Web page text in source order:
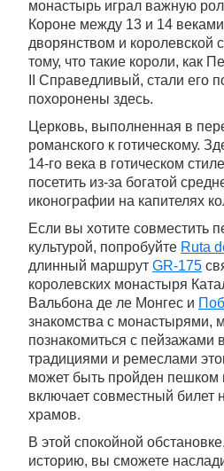
монастырь играл важную
Короне между 13 и 14
дворянством и королевской
тому, что такие короли, как
II Справедливый, стали его
похоронены здесь.
Церковь, выполненная в
романского к готическому.
14-го века в готическом
посетить из-за богатой
иконографии на капителях
Если вы хотите совместить
культурой, попробуйте Ruta
длинный маршрут GR-175
королевских монастыря
Вальбона де ле Монгес и
знакомства с монастырями,
познакомиться с пейзажами
традициями и ремеслами
может быть пройден пешком
включает совместный билет
храмов.
В этой спокойной
историю, вы сможете